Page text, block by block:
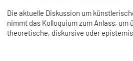
Die aktuelle Diskussion um
nimmt das Kolloquium zum Anlass, um
theoretische, diskursive oder